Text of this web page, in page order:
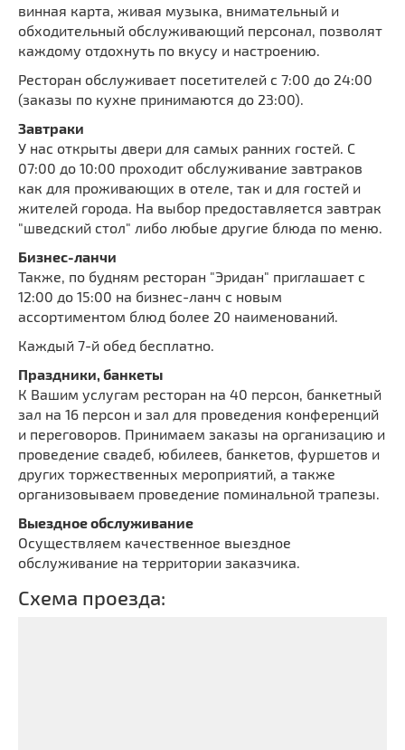
винная карта, живая музыка, внимательный и
обходительный обслуживающий персонал, позволят
каждому отдохнуть по вкусу и настроению.
Ресторан обслуживает посетителей с 7:00 до 24:00
(заказы по кухне принимаются до 23:00).
Завтраки
У нас открыты двери для самых ранних гостей. C
07:00 до 10:00 проходит обслуживание завтраков
как для проживающих в отеле, так и для гостей и
жителей города. На выбор предоставляется завтрак
"шведский стол" либо любые другие блюда по меню.
Бизнес-ланчи
Также, по будням ресторан "Эридан" приглашает с
12:00 до 15:00 на бизнес-ланч с новым
ассортиментом блюд более 20 наименований.
Каждый 7-й обед бесплатно.
Праздники, банкеты
К Вашим услугам ресторан на 40 персон, банкетный
зал на 16 персон и зал для проведения конференций
и переговоров. Принимаем заказы на организацию и
проведение свадеб, юбилеев, банкетов, фуршетов и
других торжественных мероприятий, а также
организовываем проведение поминальной трапезы.
Выездное обслуживание
Осуществляем качественное выездное
обслуживание на территории заказчика.
Схема проезда: